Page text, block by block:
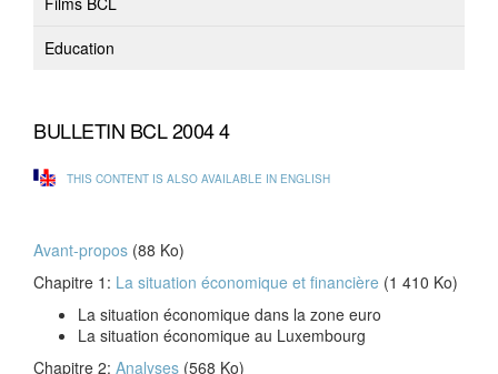
Education
BULLETIN BCL 2004 4
THIS CONTENT IS ALSO AVAILABLE IN ENGLISH
Avant-propos (88 Ko)
Chapitre 1: La situation économique et financière (1 410 Ko)
La situation économique dans la zone euro
La situation économique au Luxembourg
Chapitre 2: Analyses (568 Ko)